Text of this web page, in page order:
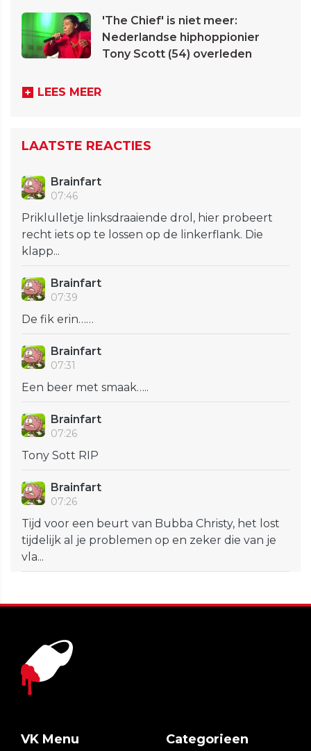
'The Chief' is niet meer:
Nederlandse hiphoppionier
Tony Scott (54) overleden
LEES MEER
LAATSTE REACTIES
Brainfart
07:46
Priklulletje linksdraaiende drol, hier probeert
recht iets op te lossen op de linkerflank. Die
klapp...
Brainfart
07:39
De fik erin……
Brainfart
07:31
Een beer met smaak…..
Brainfart
07:26
Tony Sott RIP
Brainfart
07:26
Tijd voor een beurt van Bubba Christy, het lost
tijdelijk al je problemen op en zeker die van je
vla...
VK Menu Categorieen